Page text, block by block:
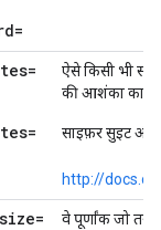
ऐसे किसी भी
की आशंका का
साइफ़र सुइट और
http://
वे पूर्णांक जो तय